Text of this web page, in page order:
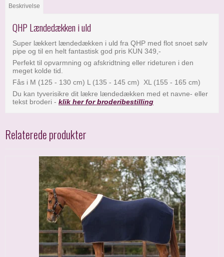
Beskrivelse
QHP Lændedækken i uld
Super lækkert lændedækken i uld fra QHP med flot snoet sølv
pipe og til en helt fantastisk god pris KUN 349,-
Perfekt til opvarmning og afskridtning eller rideturen i den
meget kolde tid.
Fås i M (125 - 130 cm) L (135 - 145 cm) XL (155 - 165 cm)
Du kan tyverisikre dit lækre lændedækken med et navne- eller
tekst broderi - klik her for broderibestilling
Relaterede produkter